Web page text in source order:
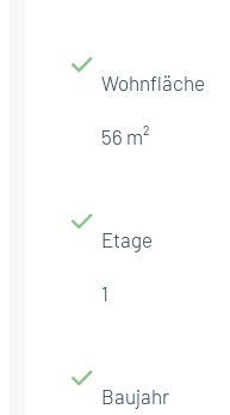
Wohnfläche
56 m²
Etage
1
Baujahr